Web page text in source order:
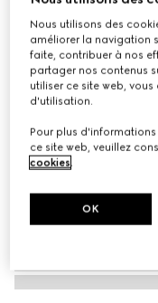
€ 1.900
Nous utilisons des
améliorer la navigation
faite, contribuer à nos
partager nos contenus
utiliser ce site web,
d'utilisation.
Pour plus
ce site web, veuillez
cookies.
OK